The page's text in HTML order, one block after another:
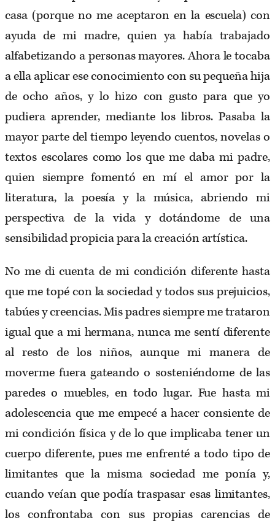
casa (porque no me aceptaron en la escuela) con
ayuda de mi madre, quien ya había trabajado
alfabetizando a personas mayores. Ahora le tocaba
a ella aplicar ese conocimiento con su pequeña hija
de ocho años, y lo hizo con gusto para que yo
pudiera aprender, mediante los libros. Pasaba la
mayor parte del tiempo leyendo cuentos, novelas o
textos escolares como los que me daba mi padre,
quien siempre fomentó en mí el amor por la
literatura, la poesía y la música, abriendo mi
perspectiva de la vida y dotándome de una
sensibilidad propicia para la creación artística.
No me di cuenta de mi condición diferente hasta
que me topé con la sociedad y todos sus prejuicios,
tabúes y creencias. Mis padres siempre me trataron
igual que a mi hermana, nunca me sentí diferente
al resto de los niños, aunque mi manera de
moverme fuera gateando o sosteniéndome de las
paredes o muebles, en todo lugar. Fue hasta mi
adolescencia que me empecé a hacer consiente de
mi condición física y de lo que implicaba tener un
cuerpo diferente, pues me enfrenté a todo tipo de
limitantes que la misma sociedad me ponía y,
cuando veían que podía traspasar esas limitantes,
los confrontaba con sus propias carencias de